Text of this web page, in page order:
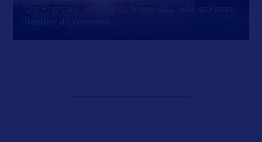
Les Français, Jacques de Noyon dès 1688, et Pierre